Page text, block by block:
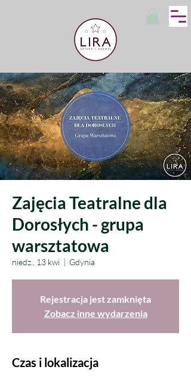
Zajęcia Teatralne dla
Dorosłych - grupa
warsztatowa
niedz., 13 kwi
  |
Gdynia
Rejestracja jest zamknięta
Zobacz inne wydarzenia
Czas i lokalizacja